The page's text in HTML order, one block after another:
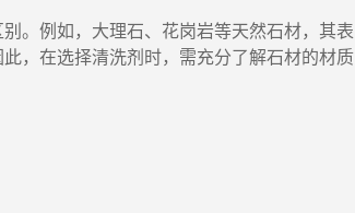
。例如，大理石、花岗岩等天然石材，其表
，在选择清洗剂时，需充分了解石材的材质